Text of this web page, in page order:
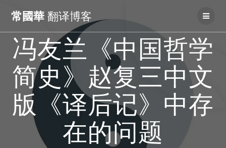
常國華翻译博客
冯友兰《中国哲学
简史》赵复三中文
版《译后记》中存
在的问题